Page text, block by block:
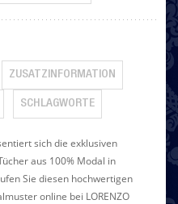
ZUSATZINFORMATION
SCHLAGWORTE
sich die exklusiven
aus 100% Modal in
Sie diesen hochwertigen
online bei LORENZO